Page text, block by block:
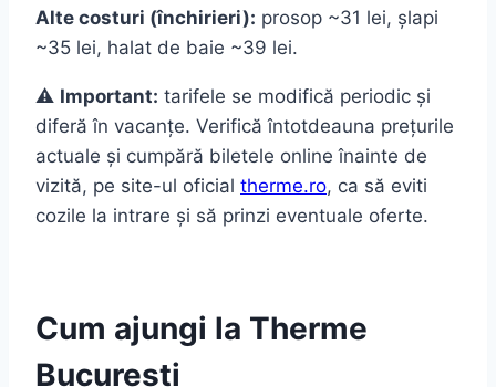
Alte costuri (închirieri): prosop ~31 lei, șlapi
~35 lei, halat de baie ~39 lei.
⚠️ Important: tarifele se modifică periodic și
diferă în vacanțe. Verifică întotdeauna prețurile
actuale și cumpără biletele online înainte de
vizită, pe site-ul oficial therme.ro, ca să eviti
cozile la intrare și să prinzi eventuale oferte.
Cum ajungi la Therme
București